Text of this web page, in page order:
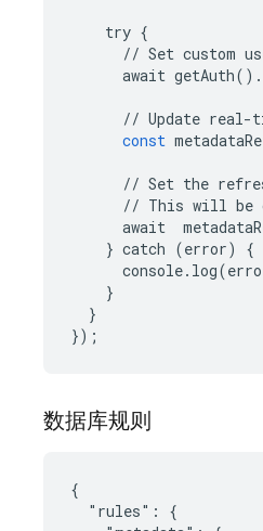
try {
// Set custom
await getAuth() .
// Update real-
const
// Set the
// This will be
await
} catch (error)
{
console. log(
}
}
});
数据库规则
{
  "rules": {